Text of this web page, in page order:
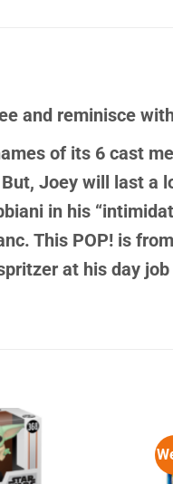
and reminisce
of its 6 cast
Joey will last a
in his
This POP! is
at his day